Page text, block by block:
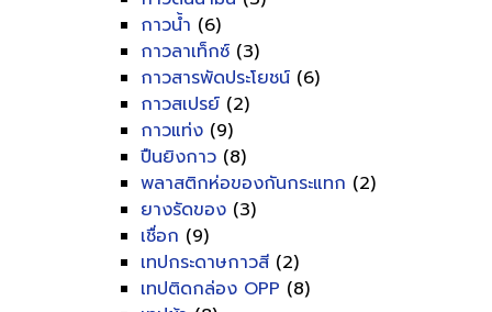
กาวน้ำ (6)
กาวลาเท็กซ์ (3)
กาวสารพัดประโยชน์ (6)
กาวสเปรย์ (2)
กาวแท่ง (9)
ปืนยิงกาว (8)
พลาสติกห่อของกันกระแทก (2)
ยางรัดของ (3)
เชื่อก (9)
เทปกระดาษกาวสี (2)
เทปติดกล่อง OPP (8)